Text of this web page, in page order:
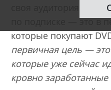
своя аудитория.
по подписке — это в
которые покупают
первичная цель —
которые уже сейчас
кровно заработанные